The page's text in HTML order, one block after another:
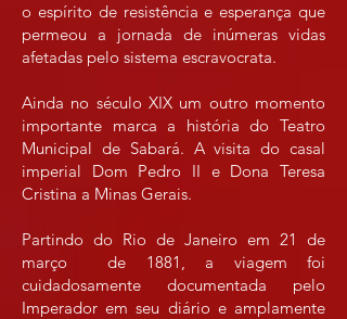
o espírito de resistência e esperança que
permeou a jornada de inúmeras vidas
afetadas pelo sistema escravocrata.
Ainda no século XIX um outro momento
importante marca a história do Teatro
Municipal de Sabará. A visita do casal
imperial Dom Pedro II e Dona Teresa
Cristina a Minas Gerais.
Partindo do Rio de Janeiro em 21 de
março de 1881, a viagem foi
cuidadosamente documentada pelo
Imperador em seu diário e amplamente